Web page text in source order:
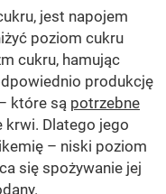
jest napojem
poziom cukru
cukru, hamując
produkcję
które są potrzebne
krwi. Dlatego jego
– niski poziom
się spożywanie jej